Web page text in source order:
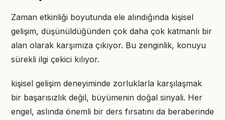
Zaman etkinliği boyutunda ele alındığında kişisel
gelişim, düşünüldüğünden çok daha çok katmanlı bir
alan olarak karşımıza çıkıyor. Bu zenginlik, konuyu
sürekli ilgi çekici kılıyor.
kişisel gelişim deneyiminde zorluklarla karşılaşmak
bir başarısızlık değil, büyümenin doğal sinyali. Her
engel, aslında önemli bir ders fırsatını da beraberinde